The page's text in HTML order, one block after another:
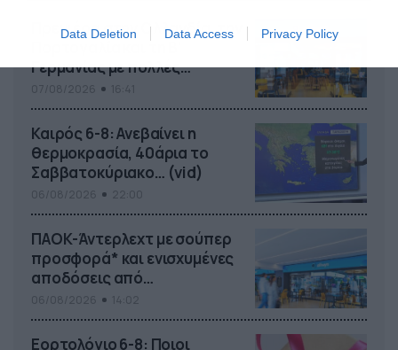
Data Deletion Data Access Privacy Policy
Πρεμιέρα στην Ολλανδία, την
Πορτογαλία και τη Β’
Γερμανίας με πολλές
στοιχηματικές επιλογές από
το ΠΑΜΕ ΣΤΟΙΧΗΜΑ
Καιρός 6-8: Ανεβαίνει η
θερμοκρασία, 40άρια το
Σαββατοκύριακο… (vid)
ΠΑΟΚ-Άντερλεχτ με σούπερ
προσφορά* και ενισχυμένες
αποδόσεις από
το Pamestoixima.gr
Εορτολόγιο 6-8: Ποιοι